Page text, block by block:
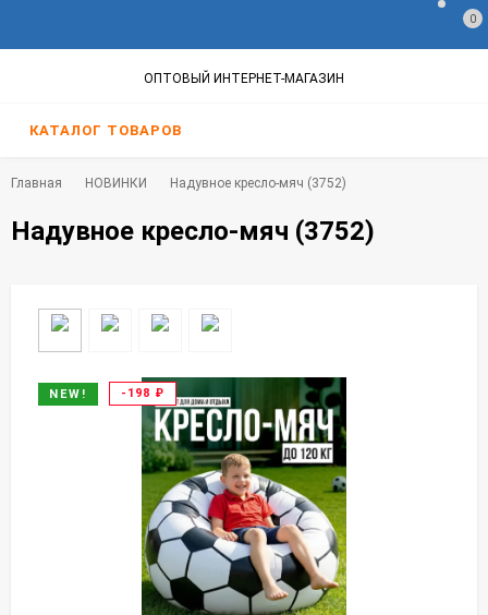
0
ОПТОВЫЙ ИНТЕРНЕТ-МАГАЗИН
КАТАЛОГ ТОВАРОВ
Главная НОВИНКИ Надувное кресло-мяч (3752)
Надувное кресло-мяч (3752)
NEW! -198 ₽